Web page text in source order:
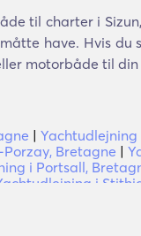
til charter i
have. Hvis
motorbåde til din
|
Bretagne |
i Portsall,
i